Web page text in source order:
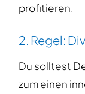
profitieren.
2. Regel:
Du solltest
zum einen